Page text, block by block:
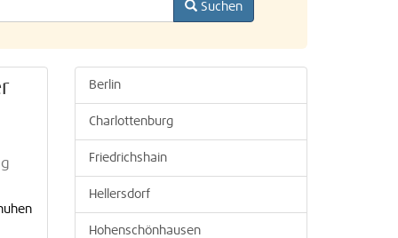
Suchen
Berlin
Charlottenburg
Friedrichshain
Hellersdorf
Hohenschönhausen